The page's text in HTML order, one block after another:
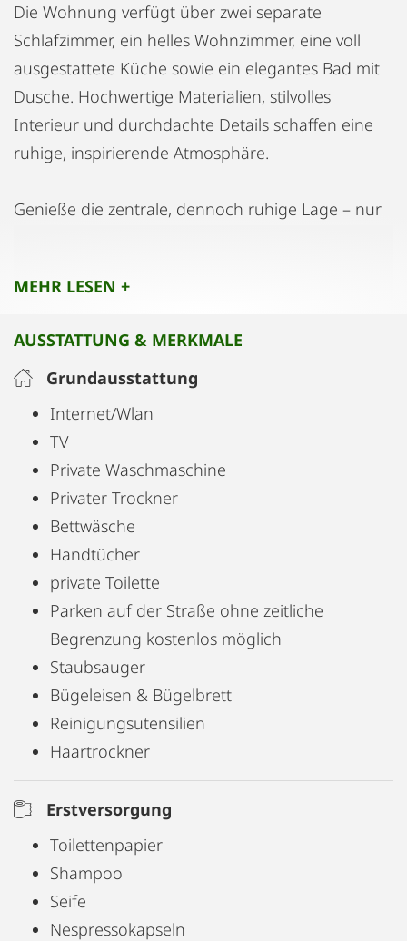
Die Wohnung verfügt über zwei separate
Schlafzimmer, ein helles Wohnzimmer, eine voll
ausgestattete Küche sowie ein elegantes Bad mit
Dusche. Hochwertige Materialien, stilvolles
Interieur und durchdachte Details schaffen eine
ruhige, inspirierende Atmosphäre.
Genieße die zentrale, dennoch ruhige Lage – nur
Restaurants und der Bahnhof sind bequem zu Fuß
Ideal für:
👉 Geschäftsreisende oder Projektaufenthalte
👉 Remote Worker und Expats
👉 Paare oder kleine Familien, die die Wachau
länger genießen möchten
Highlights:
✅ Zwei stilvolle Schlafzimmer (180 cm & 140 cm
Betten)
✅ Offene Wohnküche mit Essbereich & kompletter
Ausstattung
✅ Modernes Bad mit Dusche
✅ Arbeitsplatz mit schnellem WLAN – ideal auch
✅ Smart-TV, Waschtrockner & sichere
✅ Bettwäsche, Handtücher & Pflegeprodukte
inklusive
✅ Erstausstattung mit Kaffee, Tee, Gewürzen, Essig
MEHR LESEN +
AUSSTATTUNG & MERKMALE
Grundausstattung
Internet/Wlan
TV
Private Waschmaschine
Privater Trockner
Bettwäsche
Handtücher
private Toilette
Parken auf der Straße ohne zeitliche
Begrenzung kostenlos möglich
Staubsauger
Bügeleisen & Bügelbrett
Reinigungsutensilien
Haartrockner
Erstversorgung
Toilettenpapier
Shampoo
Seife
Nespressokapseln